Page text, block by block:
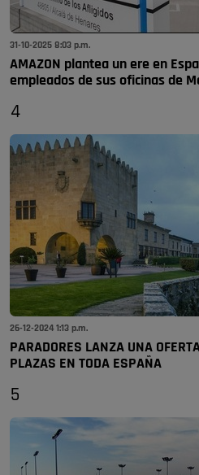
31-10-2025 8:03 p.m.
AMAZON plantea un ere en
empleados de sus oficinas de
4
26-12-2024 1:13 p.m.
PARADORES LANZA UNA
PLAZAS EN TODA ESPAÑA
5